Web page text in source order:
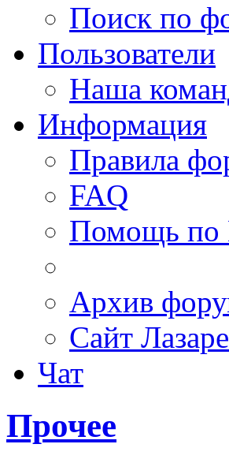
Поиск по
Пользователи
Наша
Информация
Правила
FAQ
Помощь по
Архив
Сайт
Чат
Прочее